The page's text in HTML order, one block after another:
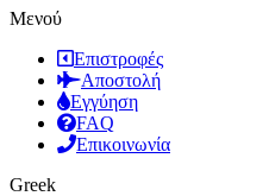
Μενού
Επιστροφές
Αποστολή
Εγγύηση
FAQ
Επικοινωνία
Greek